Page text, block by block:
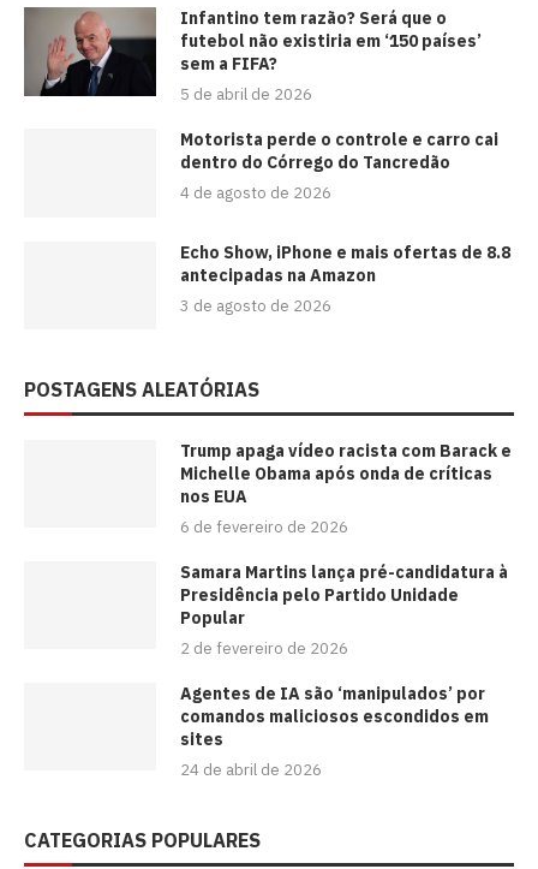
⁠Infantino tem razão? Será que o
futebol não existiria em ‘150 países’
sem a FIFA?
5 de abril de 2026
Motorista perde o controle e carro cai
dentro do Córrego do Tancredão
4 de agosto de 2026
Echo Show, iPhone e mais ofertas de 8.8
antecipadas na Amazon
3 de agosto de 2026
POSTAGENS ALEATÓRIAS
Trump apaga vídeo racista com Barack e
Michelle Obama após onda de críticas
nos EUA
6 de fevereiro de 2026
Samara Martins lança pré-candidatura à
Presidência pelo Partido Unidade
Popular
2 de fevereiro de 2026
Agentes de IA são ‘manipulados’ por
comandos maliciosos escondidos em
sites
24 de abril de 2026
CATEGORIAS POPULARES